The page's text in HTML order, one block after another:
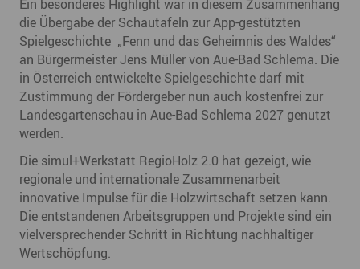
Ein besonderes Highlight war in diesem Zusammenhang
die Übergabe der Schautafeln zur App-gestützten
Spielgeschichte „Fenn und das Geheimnis des Waldes“
an Bürgermeister Jens Müller von Aue-Bad Schlema. Die
in Österreich entwickelte Spielgeschichte darf mit
Zustimmung der Fördergeber nun auch kostenfrei zur
Landesgartenschau in Aue-Bad Schlema 2027 genutzt
werden.
Die simul+Werkstatt RegioHolz 2.0 hat gezeigt, wie
regionale und internationale Zusammenarbeit
innovative Impulse für die Holzwirtschaft setzen kann.
Die entstandenen Arbeitsgruppen und Projekte sind ein
vielversprechender Schritt in Richtung nachhaltiger
Wertschöpfung.